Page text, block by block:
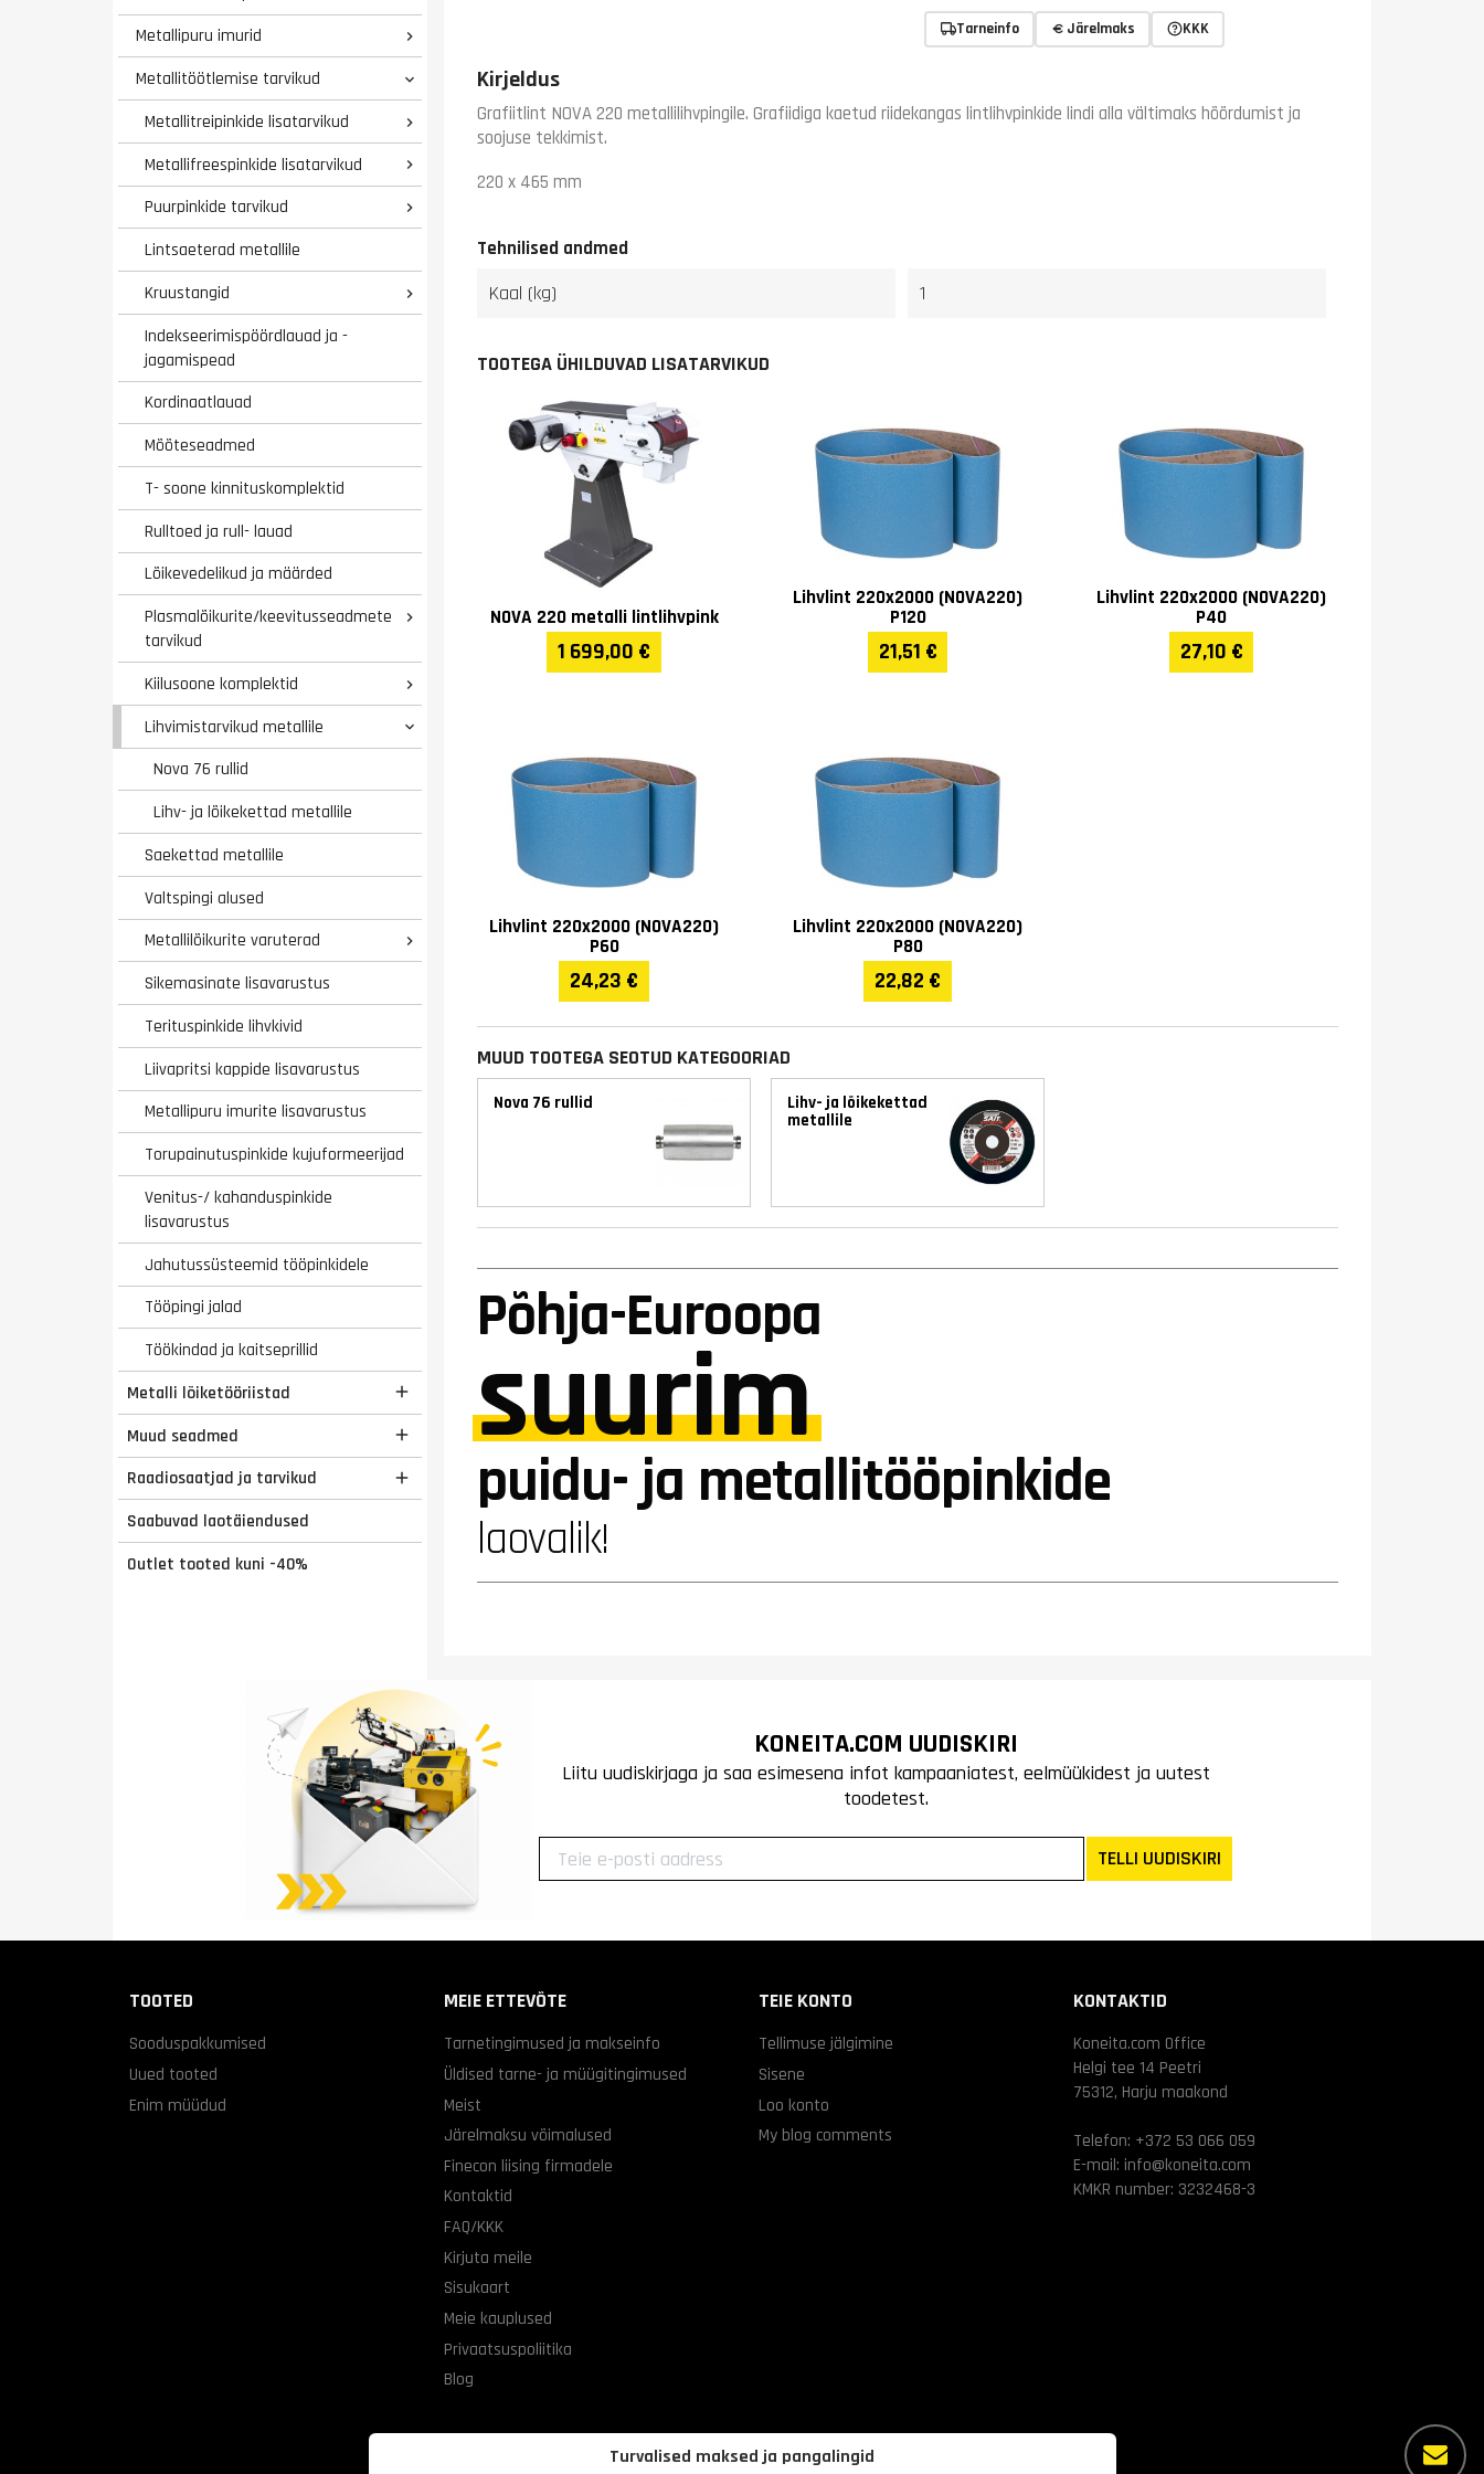
Metallipuru imurid 
Metallitöötlemise tarvikud 
Metallitreipinkide lisatarvikud 
Metallifreespinkide lisatarvikud 
Puurpinkide tarvikud 
Lintsaeterad metallile
Kruustangid

Indekseerimispöördlauad ja -
jagamispead
Kordinaatlauad
Mõõteseadmed
T- soone kinnituskomplektid
Rulltoed ja rull- lauad
Lõikevedelikud ja määrded
Plasmalõikurite/keevitusseadmete
tarvikud

Kiilusoone komplektid 
Lihvimistarvikud metallile 
Nova 76 rullid
Lihv- ja lõikekettad metallile
Saekettad metallile
Valtspingi alused
Metallilõikurite varuterad

Sikemasinate lisavarustus
Terituspinkide lihvkivid
Liivapritsi kappide lisavarustus
Metallipuru imurite lisavarustus
Torupainutuspinkide kujuformeerijad
Venitus-/ kahanduspinkide
lisavarustus
Jahutussüsteemid tööpinkidele
Tööpingi jalad
Töökindad ja kaitseprillid
Metalli lõiketööriistad

Muud seadmed 
Raadiosaatjad ja tarvikud 
Saabuvad laotäiendused
Outlet tooted kuni -40%
Tarneinfo Järelmaks KKK
Kirjeldus
Grafiitlint NOVA 220 metallilihvpingile. Grafiidiga kaetud riidekangas lintlihvpinkide lindi alla vältimaks hõõrdumist ja
soojuse tekkimist.
220 x 465 mm
Tehnilised andmed
Kaal (kg) 1
TOOTEGA ÜHILDUVAD LISATARVIKUD
NOVA 220 metalli lintlihvpink
1 699,00 €
Lihvlint 220x2000 (NOVA220)
P120
21,51 €
Lihvlint 220x2000 (NOVA220)
P40
27,10 €
Lihvlint 220x2000 (NOVA220)
P60
24,23 €
Lihvlint 220x2000 (NOVA220)
P80
22,82 €
MUUD TOOTEGA SEOTUD KATEGOORIAD
Nova 76 rullid
Lihv- ja lõikekettad
metallile
Põhja-Euroopa
suurim
puidu- ja metallitööpinkide
laovalik!
KONEITA.COM UUDISKIRI
Liitu uudiskirjaga ja saa esimesena infot kampaaniatest, eelmüükidest ja uutest
toodetest.
TELLI UUDISKIRI
TOOTED
Sooduspakkumised
Uued tooted
Enim müüdud
MEIE ETTEVÕTE
Tarnetingimused ja makseinfo
Üldised tarne- ja müügitingimused
Meist
Järelmaksu võimalused
Finecon liising firmadele
Kontaktid
FAQ/KKK
Kirjuta meile
Sisukaart
Meie kauplused
Privaatsuspoliitika
Blog
TEIE KONTO
Tellimuse jälgimine
Sisene
Loo konto
My blog comments
KONTAKTID
Koneita.com Office
Helgi tee 14 Peetri
75312, Harju maakond
Telefon: +372 53 066 059
E-mail: info@koneita.com
KMKR number: 3232468-3
Turvalised maksed ja pangalingid